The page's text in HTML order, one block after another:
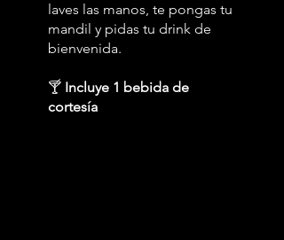
laves las manos, te pongas tu
mandil y pidas tu drink de
bienvenida.
🍸 Incluye 1 bebida de
cortesía